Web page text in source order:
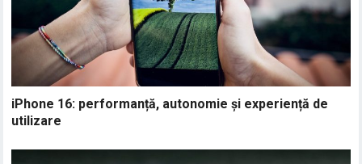
iPhone 16: performanță, autonomie și experiență de
utilizare